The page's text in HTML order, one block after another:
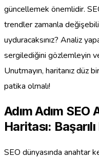
güncellemek önemlidir.
trendler zamanla
uyduracaksınız? Analiz
sergilediğini gözlemleyin
Unutmayın, haritanız düz
patika olmalı!
Adım Adım
Haritası:
SEO dünyasında anahtar